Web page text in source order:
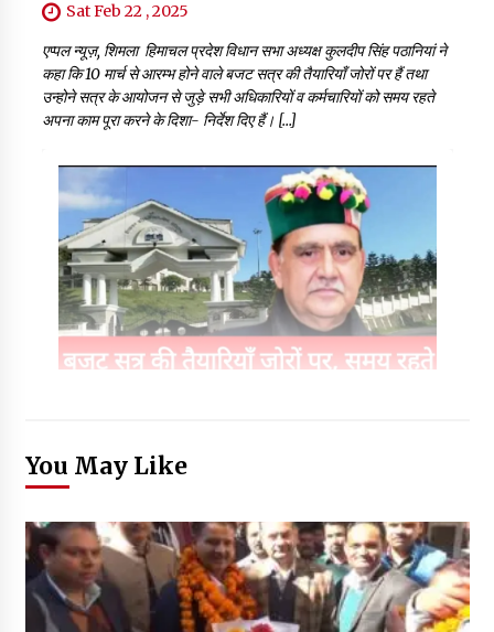
Sat Feb 22 , 2025
एप्पल न्यूज़, शिमला हिमाचल प्रदेश विधान सभा अध्यक्ष कुलदीप सिंह पठानियां ने
कहा कि 10 मार्च से आरम्भ होने वाले बजट सत्र की तैयारियाँ जोरों पर हैं तथा
उन्होने सत्र के आयोजन से जुड़े सभी अधिकारियों व कर्मचारियों को समय रहते
अपना काम पूरा करने के दिशा- निर्देश दिए हैं। […]
You May Like